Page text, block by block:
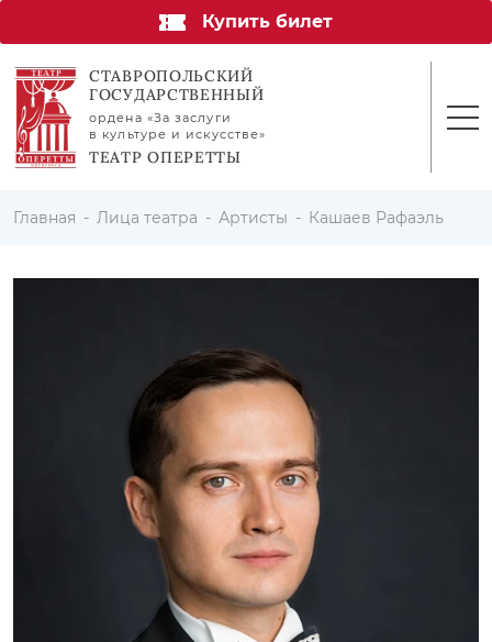
Купить билет
СТАВРОПОЛЬСКИЙ
ГОСУДАРСТВЕННЫЙ
ордена «За заслуги
в культуре и искусстве»
ТЕАТР ОПЕРЕТТЫ
Главная Лица театра Артисты Кашаев Рафаэль